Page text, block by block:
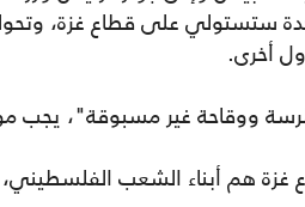
ستستولي على قطاع غزة،
أخرى.
غير مسبوقة"، يجب
هم أبناء الشعب